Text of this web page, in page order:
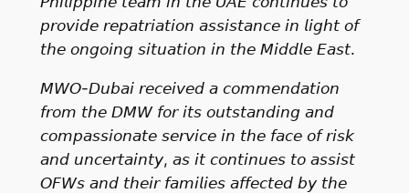
𝘱𝘳𝘰𝘷𝘪𝘥𝘦 𝘳𝘦𝘱𝘢𝘵𝘳𝘪𝘢𝘵𝘪𝘰𝘯 𝘢𝘴𝘴𝘪𝘴𝘵𝘢𝘯𝘤𝘦 𝘪𝘯 𝘭𝘪𝘨𝘩𝘵 𝘰𝘧
𝘵𝘩𝘦 𝘰𝘯𝘨𝘰𝘪𝘯𝘨 𝘴𝘪𝘵𝘶𝘢𝘵𝘪𝘰𝘯 𝘪𝘯 𝘵𝘩𝘦 𝘔𝘪𝘥𝘥𝘭𝘦 𝘌𝘢𝘴𝘵.
𝘔𝘞𝘖-𝘋𝘶𝘣𝘢𝘪 𝘳𝘦𝘤𝘦𝘪𝘷𝘦𝘥 𝘢 𝘤𝘰𝘮𝘮𝘦𝘯𝘥𝘢𝘵𝘪𝘰𝘯
𝘧𝘳𝘰𝘮 𝘵𝘩𝘦 𝘋𝘔𝘞 𝘧𝘰𝘳 𝘪𝘵𝘴 𝘰𝘶𝘵𝘴𝘵𝘢𝘯𝘥𝘪𝘯𝘨 𝘢𝘯𝘥
𝘤𝘰𝘮𝘱𝘢𝘴𝘴𝘪𝘰𝘯𝘢𝘵𝘦 𝘴𝘦𝘳𝘷𝘪𝘤𝘦 𝘪𝘯 𝘵𝘩𝘦 𝘧𝘢𝘤𝘦 𝘰𝘧 𝘳𝘪𝘴𝘬
𝘢𝘯𝘥 𝘶𝘯𝘤𝘦𝘳𝘵𝘢𝘪𝘯𝘵𝘺, 𝘢𝘴 𝘪𝘵 𝘤𝘰𝘯𝘵𝘪𝘯𝘶𝘦𝘴 𝘵𝘰 𝘢𝘴𝘴𝘪𝘴𝘵
𝘖𝘍𝘞𝘴 𝘢𝘯𝘥 𝘵𝘩𝘦𝘪𝘳 𝘧𝘢𝘮𝘪𝘭𝘪𝘦𝘴 𝘢𝘧𝘧𝘦𝘤𝘵𝘦𝘥 𝘣𝘺 𝘵𝘩𝘦